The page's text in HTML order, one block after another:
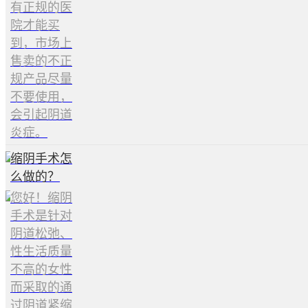
有正规的医
院才能买
到，市场上
售卖的不正
规产品尽量
不要使用，
会引起阴道
炎症。
缩阴手术怎
么做的？
您好！缩阴
手术是针对
阴道松弛、
性生活质量
不高的女性
而采取的通